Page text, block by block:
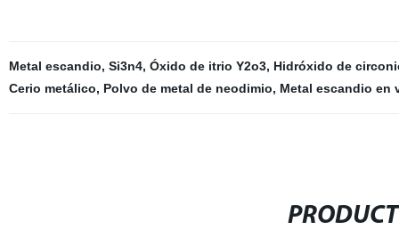
Metal escandio, Si3n4, Óxido de itrio Y2o3, Hidróxido de
Cerio metálico, Polvo de metal de neodimio, Metal escandio en